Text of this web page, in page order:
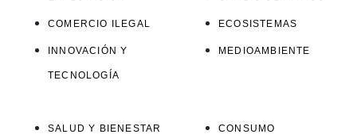
COMERCIO ILEGAL
INNOVACIÓN Y
TECNOLOGÍA
ECOSISTEMAS
MEDIOAMBIENTE
SALUD Y BIENESTAR CONSUMO